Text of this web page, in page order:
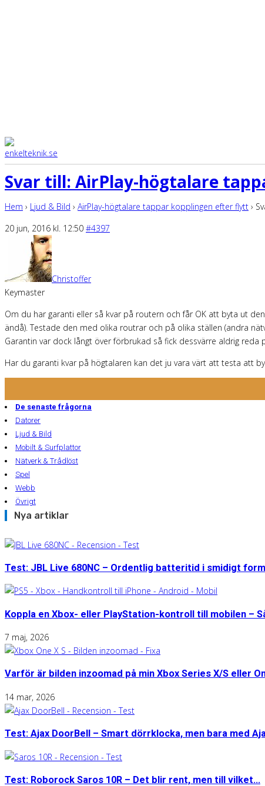
Svar till: AirPlay-högtalare
Hem › Ljud & Bild › AirPlay-högtalare tappar kopplingen efter flytt ›
20 jun, 2016 kl. 12:50 #4397
Christoffer
Keymaster
Om du har garanti eller så kvar på routern och får OK att byta ut
ändå). Testade den med olika routrar och på olika ställen (andra
Garantin var dock långt över förbrukad så fick dessvärre aldrig
Har du garanti kvar på högtalaren kan det ju vara värt att testa att
De senaste frågorna
Datorer
Ljud & Bild
Mobilt & Surfplattor
Nätverk & Trådlöst
Spel
Webb
Övrigt
Nya artiklar
Test: JBL Live 680NC – Ordentlig batteritid i smidigt
Koppla en Xbox- eller PlayStation-kontroll till mobilen –
7 maj, 2026
Varför är bilden inzoomad på min Xbox Series X/S eller
14 mar, 2026
Test: Ajax DoorBell – Smart dörrklocka, men bara med
Test: Roborock Saros 10R – Det blir rent, men till vilket...